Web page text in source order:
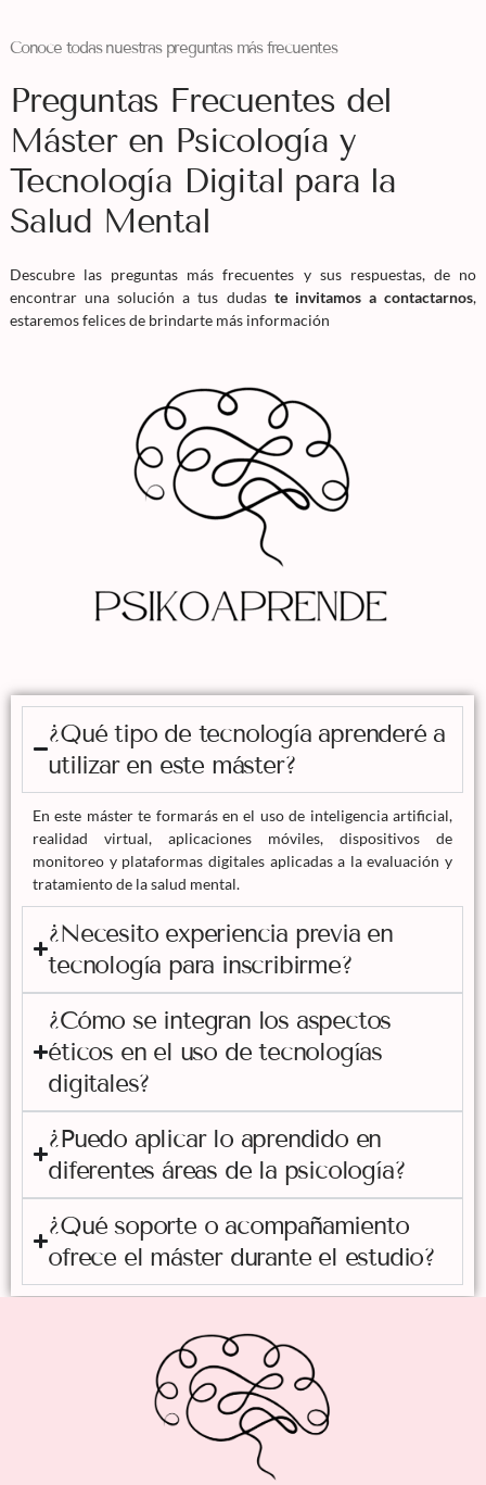
Conoce todas nuestras preguntas más frecuentes
Preguntas Frecuentes del
Máster en Psicología y
Tecnología Digital para la
Salud Mental
Descubre las preguntas más frecuentes y sus respuestas, de no
encontrar una solución a tus dudas te invitamos a contactarnos,
estaremos felices de brindarte más información
¿Qué tipo de tecnología aprenderé a
utilizar en este máster?
En este máster te formarás en el uso de inteligencia artificial,
realidad virtual, aplicaciones móviles, dispositivos de
monitoreo y plataformas digitales aplicadas a la evaluación y
tratamiento de la salud mental.
¿Necesito experiencia previa en
tecnología para inscribirme?
¿Cómo se integran los aspectos
éticos en el uso de tecnologías
digitales?
¿Puedo aplicar lo aprendido en
diferentes áreas de la psicología?
¿Qué soporte o acompañamiento
ofrece el máster durante el estudio?